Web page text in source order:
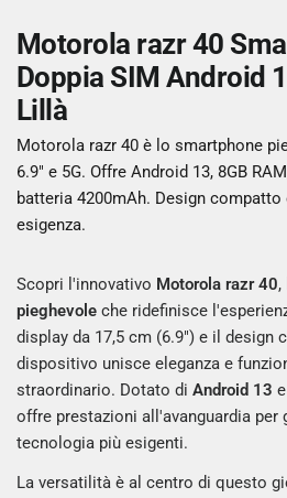
Motorola razr 40
Doppia SIM Android
Lillà
Motorola razr 40 è lo smartphone
6.9" e 5G. Offre Android 13, 8GB
batteria 4200mAh. Design
esigenza.
Scopri l'innovativo Motorola razr 40
pieghevole che ridefinisce
display da 17,5 cm (6.9") e il design
dispositivo unisce eleganza e
straordinario. Dotato diAndroid 13
offre prestazioni all'avanguardia per
tecnologia più esigenti.
La versatilità è al centro di questo